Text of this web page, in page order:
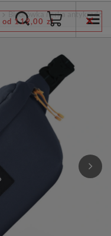
od 119,00 zł
Biodrówka nerka